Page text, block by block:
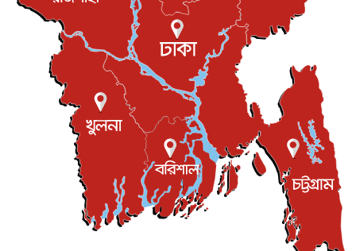
মাত্র ৬ দিনেই ১ বিলিয়ন ডলারের ক্লাবে ‘স্পাইডার-ম্যান : ব্র্য...
দেশের কারিগরি ও ক্রীড়া শিক্ষায় সহযোগিতার আগ্রহ অস্ট্রেলিয়ার
জাতীয় ৪ আগস্ট, ২০২৬
সব সরকারি দপ্তরের জন্য জরুরি নির্দেশনা
জাতীয় ৪ আগস্ট, ২০২৬
সম্পত্তি দান করলেও জীবদ্দশায় ভোগদখলের অধিকার থাকবে
৪ আগস্ট, ২০২৬
বাংলাদেশ-কোরিয়ার অর্থনৈতিক সম্পর্ক নতুন দিগন্ত উন্মোচন
করবে...
৪ আগস্ট, ২০২৬